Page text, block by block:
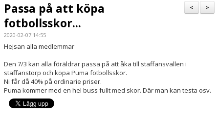
KONTAKT ÅKARP IF
OM FÖRENINGEN
DOKUMENT
BESTÄLL VÅRA KLUBBKLÄDER
>
<
Passa på att köpa
fotbollsskor...
2020-02-07 14:55
Hejsan alla medlemmar
Den 7/3 kan alla föräldrar passa på att åka till staffansvallen i
staffanstorp och köpa Puma fotbollsskor.
Ni får då 40% på ordinarie priser.
Puma kommer med en hel buss fullt med skor. Där man kan testa osv.